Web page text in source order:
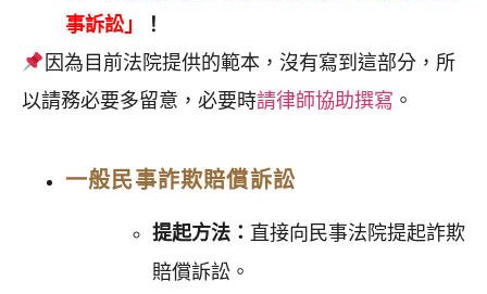
事訴訟」
！
因為目前法院提供的範本，沒有寫到這部分，所
以請務必要多留意，必要時請律師協助撰寫 。
一般民事詐欺賠償訴訟
提起方法： 直接向民事法院提起詐欺
賠償訴訟。